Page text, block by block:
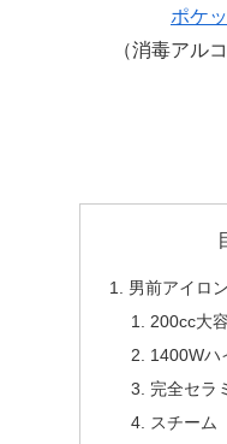
ポケ
（消毒アル
男前アイロ
200cc大
1400Wハ
完全セラ
スチーム